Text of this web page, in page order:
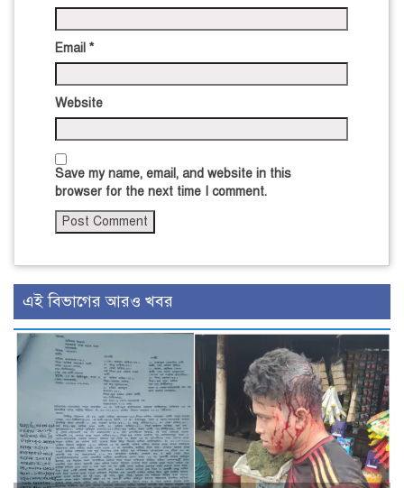
Email *
Website
Save my name, email, and website in this
browser for the next time I comment.
এই বিভাগের আরও খবর